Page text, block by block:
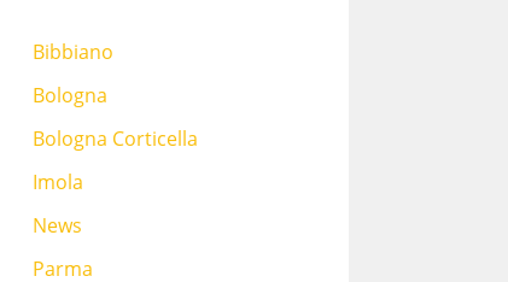
Bibbiano
Bologna
Bologna Corticella
Imola
News
Parma